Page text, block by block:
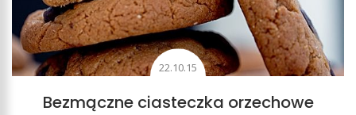
22.10.15
Bezmączne ciasteczka orzechowe